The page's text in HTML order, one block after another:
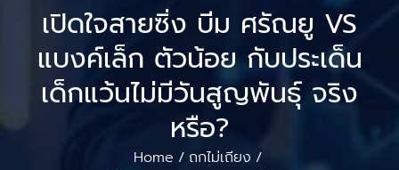
เปิดใจสายซิ่ง บีม ศรัณยู VS
แบงค์เล็ก ตัวน้อย กับประเด็น
เด็กแว้นไม่มีวันสูญพันธุ์ จริง
หรือ?
Home / ถกไม่เถียง /